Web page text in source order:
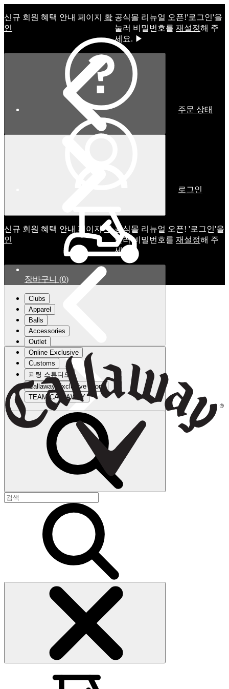
신규 회원 혜택 안내 페이지 확
인
공식몰 리뉴얼 오픈!ㅤ'로그인'을
눌러 비밀번호를 재설정해 주
세요. ▶
신규 회원 혜택 안내 페이지확
인
공식몰 리뉴얼 오픈! '로그인'을
눌러 비밀번호를 재설정해 주
세요.
주문 상태
로그인
장바구니 (0)
Clubs
Apparel
Balls
Accessories
Outlet
Online Exclusive
Customs
피팅 스튜디오
Callaway Exclusive Store
TEAM CALLAWAY